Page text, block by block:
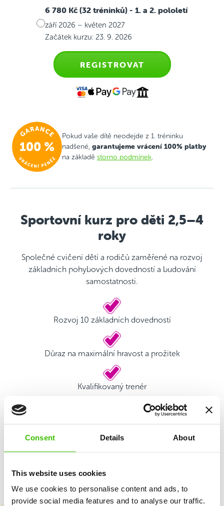
Consent Details About
This website uses cookies
We use cookies to personalise content and ads, to
provide social media features and to analyse our traffic.
6 780 Kč (32 tréninků) - 1. a 2. pololetí
září 2026 – květen 2027
Začátek kurzu: 23. 9. 2026
REGISTROVAT
Pokud vaše dítě neodejde z 1. tréninku
nadšené, garantujeme vrácení 100% platby
na základě storno podmínek.
Sportovní kurz pro děti 2,5–4
roky
Společné cvičení dětí a rodičů zaměřené na rozvoj
základních pohybových dovedností a budování
samostatnosti.
Rozvoj 10 základních dovedností
Důraz na maximální hravost a prožitek
Kvalifikovaný trenér